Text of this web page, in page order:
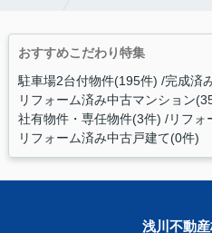
おすすめこだわり特集
駐車場2台付物件(195件) 完成済
リフォーム済み中古マンション
社有物件・専任物件(3件) リフォ
リフォーム済み中古戸建て(0件)
浅川不動